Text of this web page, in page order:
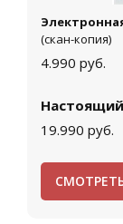
(скан-копия)
4.990 руб.
19.990 руб.